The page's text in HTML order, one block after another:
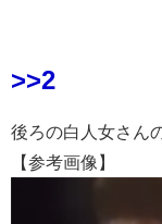
>>2
後ろの白人女さん
【参考画像】